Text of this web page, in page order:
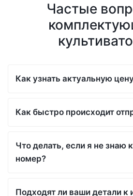
Частые
Как узнать актуальную
Как быстро происходит
Что делать, если я не знаю
номер?
Подходят ли ваши детали к